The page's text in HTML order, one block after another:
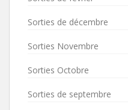
Sorties de décembre
Sorties Novembre
Sorties Octobre
Sorties de septembre